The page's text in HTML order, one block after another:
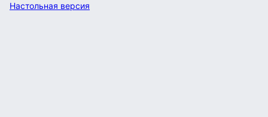
Настольная версия